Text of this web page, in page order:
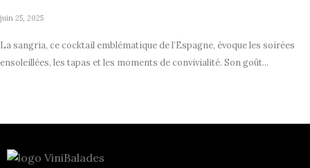
juin 25, 2025
La sangria, ce cocktail emblématique de l’Espagne, évoque les soirées
ensoleillées, les tapas et les moments de convivialité. Son goût...